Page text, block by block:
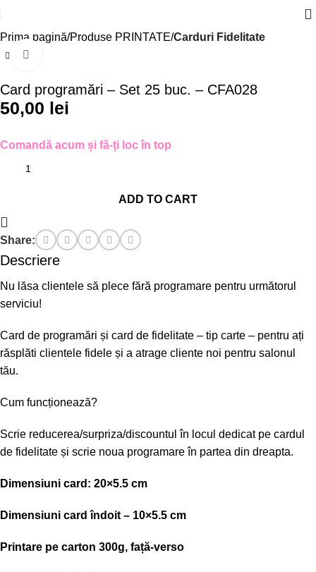
Prima pagină Produse PRINTATE Carduri Fidelitate
Card programări – Set 25 buc. – CFA028
50,00 lei
Comandă acum și fă-ți loc în top
ADD TO CART
Share:
Descriere
Nu lăsa clientele să plece fără programare pentru următorul
serviciu!
Card de programări și card de fidelitate – tip carte – pentru ați
răsplăti clientele fidele și a atrage cliente noi pentru salonul
tău.
Cum funcționează?
Scrie reducerea/surpriza/discountul în locul dedicat pe cardul
de fidelitate și scrie noua programare în partea din dreapta.
Dimensiuni card: 20×5.5 cm
Dimensiuni card îndoit – 10×5.5 cm
Printare pe carton 300g, față-verso